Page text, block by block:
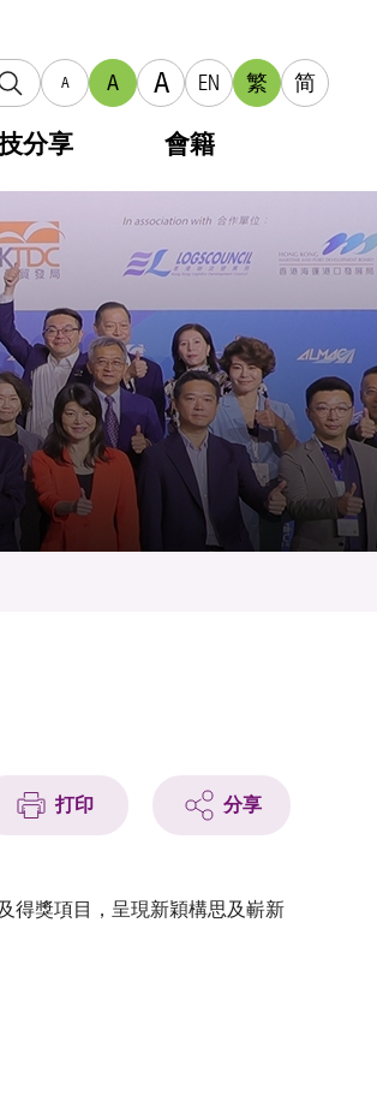
A A A EN 繁 简
分享 會籍
打印 分享
得獎項目，呈現新穎構思及嶄新